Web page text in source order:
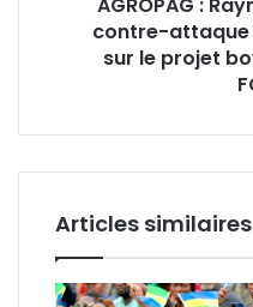
contre-attaque
sur le projet
Articles similaires